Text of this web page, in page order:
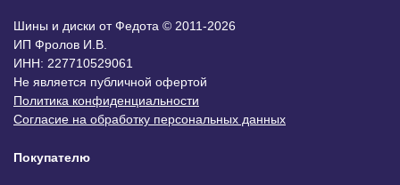
Шины и диски от Федота © 2011-2026
ИП Фролов И.В.
ИНН: 227710529061
Не является публичной офертой
Политика конфиденциальности
Согласие на обработку персональных данных
Покупателю